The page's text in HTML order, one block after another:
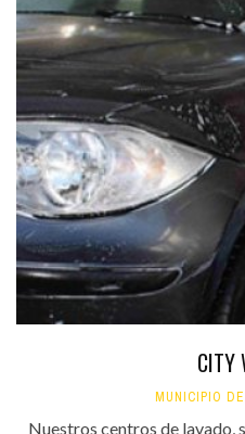
CITY
MUNICIPIO
Nuestros centros de lavado,